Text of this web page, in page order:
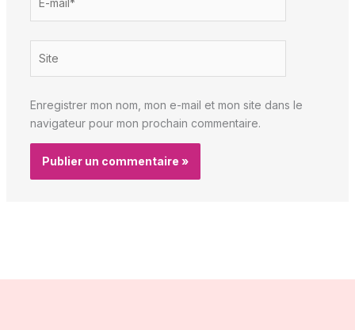
mail*
Enregistrer mon nom, mon e-mail et mon site dans le
navigateur pour mon prochain commentaire.